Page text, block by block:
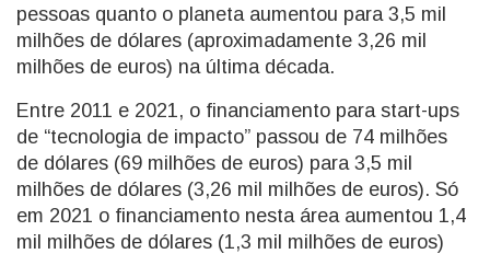
pessoas quanto o planeta aumentou para 3,5 mil
milhões de dólares (aproximadamente 3,26 mil
milhões de euros) na última década.
Entre 2011 e 2021, o financiamento para start-ups
de “tecnologia de impacto” passou de 74 milhões
de dólares (69 milhões de euros) para 3,5 mil
milhões de dólares (3,26 mil milhões de euros). Só
em 2021 o financiamento nesta área aumentou 1,4
mil milhões de dólares (1,3 mil milhões de euros)